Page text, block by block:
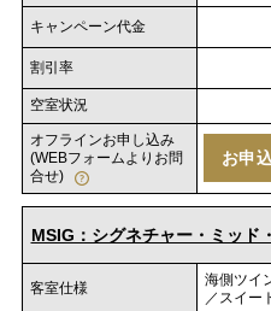
キャンペーン代金
割引率
空室状況
オフラインお申し込み
(WEBフォームよりお問
合せ)
お申
MSIG：シグネチャー・ミッド
客室仕様
海側ツイ
／スイー